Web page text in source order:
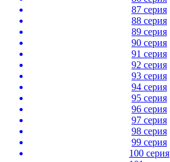
87 серия
88 серия
89 серия
90 серия
91 серия
92 серия
93 серия
94 серия
95 серия
96 серия
97 серия
98 серия
99 серия
100 серия